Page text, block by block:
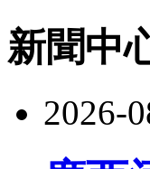
新聞中
2026-